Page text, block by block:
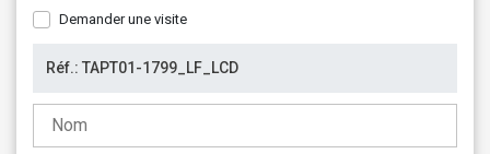
Demander une visite